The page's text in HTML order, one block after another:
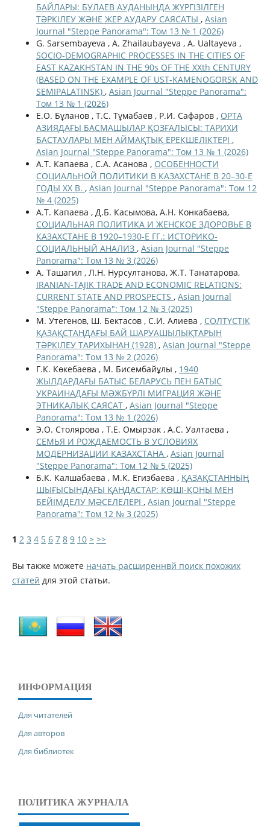
БАЙЛАРЫ: БУЛАЕВ АУДАНЫНДА ЖҮРГІЗІЛГЕН
ТӘРКІЛЕУ ЖӘНЕ ЖЕР АУДАРУ САЯСАТЫ , Asian
Journal "Steppe Panorama": Том 13 № 1 (2026)
G. Sarsembayeva , A. Zhailaubayeva , A. Ualtayeva ,
SOCIO-DEMOGRAPHIC PROCESSES IN THE CITIES OF
EAST KAZAKHSTAN IN THE 90s OF THE ХХth CENTURY
(BASED ON THE EXAMPLE OF UST-KAMENOGORSK AND
SEMIPALATINSK) , Asian Journal "Steppe Panorama":
Том 13 № 1 (2026)
Е.О. Бұланов , Т.С. Тұмабаев , Р.И. Сафаров , ОРТА
АЗИЯДАҒЫ БАСМАШЫЛАР ҚОЗҒАЛЫСЫ: ТАРИХИ
БАСТАУЛАРЫ МЕН АЙМАҚТЫҚ ЕРЕКШЕЛІКТЕРІ ,
Asian Journal "Steppe Panorama": Том 13 № 1 (2026)
А.Т. Капаева , С.А. Асанова , ОСОБЕННОСТИ
СОЦИАЛЬНОЙ ПОЛИТИКИ В КАЗАХСТАНЕ В 20–30-Е
ГОДЫ ХХ В. , Asian Journal "Steppe Panorama": Том 12
№ 4 (2025)
А.Т. Капаева , Д.Б. Касымова, А.Н. Конкабаева,
СОЦИАЛЬНАЯ ПОЛИТИКА И ЖЕНСКОЕ ЗДОРОВЬЕ В
КАЗАХСТАНЕ В 1920–1930-Е ГГ.: ИСТОРИКО-
СОЦИАЛЬНЫЙ АНАЛИЗ , Asian Journal "Steppe
Panorama": Том 13 № 3 (2026)
A. Ташагил , Л.Н. Нурсултанова, Ж.Т. Танатарова,
IRANIAN-TAJIK TRADE AND ECONOMIC RELATIONS:
CURRENT STATE AND PROSPECTS , Asian Journal
"Steppe Panorama": Том 12 № 3 (2025)
М. Утегенов, Ш. Бектасов , С.И. Алиева , СОЛТҮСТІК
ҚАЗАҚСТАНДАҒЫ БАЙ ШАРУАШЫЛЫҚТАРЫН
ТӘРКІЛЕУ ТАРИХЫНАН (1928) , Asian Journal "Steppe
Panorama": Том 13 № 2 (2026)
Г.К. Көкебаева , М. Бисембайұлы , 1940
ЖЫЛДАРДАҒЫ БАТЫС БЕЛАРУСЬ ПЕН БАТЫС
УКРАИНАДАҒЫ МӘЖБҮРЛІ МИГРАЦИЯ ЖӘНЕ
ЭТНИКАЛЫҚ САЯСАТ , Asian Journal "Steppe
Panorama": Том 13 № 1 (2026)
Э.О. Столярова , Т.Е. Омырзак , А.С. Уалтаева ,
СЕМЬЯ И РОЖДАЕМОСТЬ В УСЛОВИЯХ
МОДЕРНИЗАЦИИ КАЗАХСТАНА , Asian Journal
"Steppe Panorama": Том 12 № 5 (2025)
Б.К. Калшабаева , М.К. Егизбаева , ҚАЗАҚСТАННЫҢ
ШЫҒЫСЫНДАҒЫ ҚАНДАСТАР: КӨШІ-ҚОНЫ МЕН
БЕЙІМДЕЛУ МӘСЕЛЕЛЕРІ , Asian Journal "Steppe
Panorama": Том 12 № 3 (2025)
1 2 3 4 5 6 7 8 9 10 > >>
Вы также можете начать расширеннвй поиск похожих
статей для этой статьи.
ИНФОРМАЦИЯ
Для читателей
Для авторов
Для библиотек
ПОЛИТИКА ЖУРНАЛА